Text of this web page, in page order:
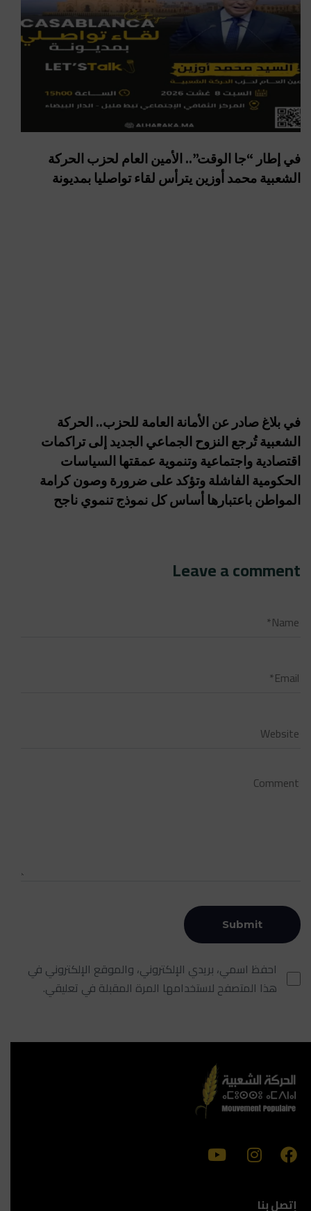
في إطار “جا الوقت”.. الأمين العام لحزب الحركة
الشعبية محمد أوزين يترأس لقاء تواصليا بمديونة
في بلاغ صادر عن الأمانة العامة للحزب.. الحركة
الشعبية تُرجع النزوح الجماعي الجديد إلى تراكمات
اقتصادية واجتماعية وتنموية عمقتها السياسات
الحكومية الفاشلة وتؤكد على ضرورة وصون كرامة
المواطن باعتبارها أساس كل نموذج تنموي ناجح
Leave a comment
احفظ اسمي، بريدي الإلكتروني، والموقع الإلكتروني في
هذا المتصفح لاستخدامها المرة المقبلة في تعليقي.
إتصل بنا